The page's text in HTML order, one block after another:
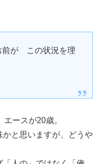
前が この状況を理
ースが20歳。
と思いますが、どうや